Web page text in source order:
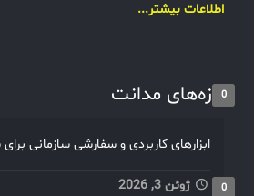
اطلاعات بیشتر...
تازه‌های مدانت0
ابزارهای کاربردی و سفارشی سازمانی
ژوئن 3, 2026 0